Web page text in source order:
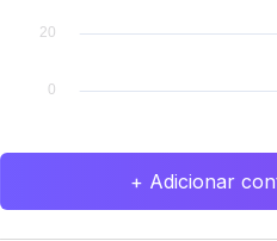
+ Adicionar